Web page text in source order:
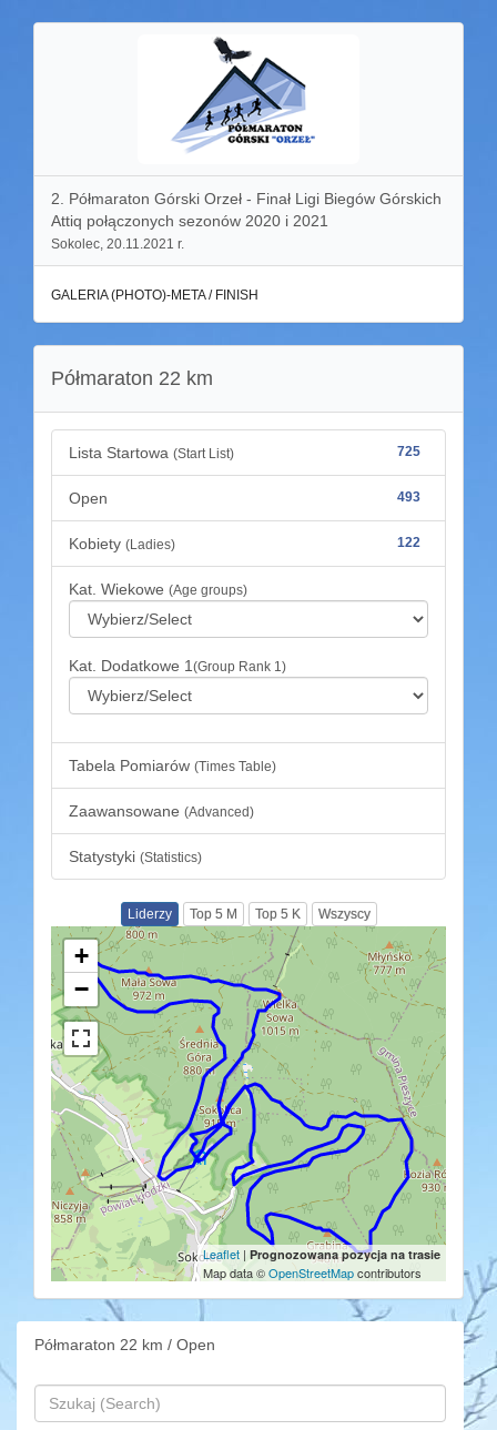
2. Półmaraton Górski Orzeł - Finał Ligi Biegów Górskich
Attiq połączonych sezonów 2020 i 2021
Sokolec, 20.11.2021 r.
GALERIA (PHOTO)-META / FINISH
Półmaraton 22 km
Lista Startowa (Start List) 725
Open 493
Kobiety (Ladies) 122
Kat. Wiekowe (Age groups)
Kat. Dodatkowe 1 (Group Rank 1)
Tabela Pomiarów (Times Table)
Zaawansowane (Advanced)
Statystyki (Statistics)
Liderzy Top 5 M Top 5 K Wszyscy
+
−
Leaflet | Prognozowana pozycja na trasie
Map data ©OpenStreetMapcontributors
Półmaraton 22 km / Open